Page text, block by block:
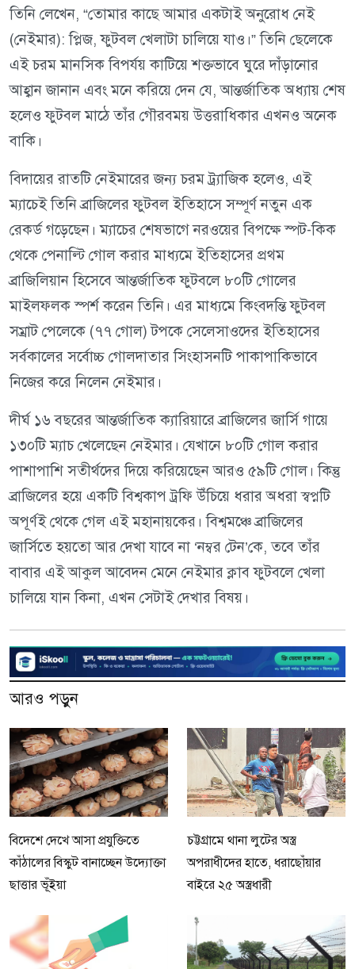
তিনি লেখেন, “তোমার কাছে আমার একটাই অনুরোধ নেই
(নেইমার): প্লিজ, ফুটবল খেলাটা চালিয়ে যাও।” তিনি ছেলেকে
এই চরম মানসিক বিপর্যয় কাটিয়ে শক্তভাবে ঘুরে দাঁড়ানোর
আহ্বান জানান এবং মনে করিয়ে দেন যে, আন্তর্জাতিক অধ্যায় শেষ
হলেও ফুটবল মাঠে তাঁর গৌরবময় উত্তরাধিকার এখনও অনেক
বাকি।
বিদায়ের রাতটি নেইমারের জন্য চরম ট্র্যাজিক হলেও, এই
ম্যাচেই তিনি ব্রাজিলের ফুটবল ইতিহাসে সম্পূর্ণ নতুন এক
রেকর্ড গড়েছেন। ম্যাচের শেষভাগে নরওয়ের বিপক্ষে স্পট-কিক
থেকে পেনাল্টি গোল করার মাধ্যমে ইতিহাসের প্রথম
ব্রাজিলিয়ান হিসেবে আন্তর্জাতিক ফুটবলে ৮০টি গোলের
মাইলফলক স্পর্শ করেন তিনি। এর মাধ্যমে কিংবদন্তি ফুটবল
সম্রাট পেলেকে (৭৭ গোল) টপকে সেলেসাওদের ইতিহাসের
সর্বকালের সর্বোচ্চ গোলদাতার সিংহাসনটি পাকাপাকিভাবে
নিজের করে নিলেন নেইমার।
দীর্ঘ ১৬ বছরের আন্তর্জাতিক ক্যারিয়ারে ব্রাজিলের জার্সি গায়ে
১৩০টি ম্যাচ খেলেছেন নেইমার। যেখানে ৮০টি গোল করার
পাশাপাশি সতীর্থদের দিয়ে করিয়েছেন আরও ৫৯টি গোল। কিন্তু
ব্রাজিলের হয়ে একটি বিশ্বকাপ ট্রফি উঁচিয়ে ধরার অধরা স্বপ্নটি
অপূর্ণই থেকে গেল এই মহানায়কের। বিশ্বমঞ্চে ব্রাজিলের
জার্সিতে হয়তো আর দেখা যাবে না ‘নম্বর টেন’কে, তবে তাঁর
বাবার এই আকুল আবেদন মেনে নেইমার ক্লাব ফুটবলে খেলা
চালিয়ে যান কিনা, এখন সেটাই দেখার বিষয়।
আরও পড়ুন
বিদেশে দেখে আসা প্রযুক্তিতে
কাঁঠালের বিস্কুট বানাচ্ছেন উদ্যোক্তা
ছাত্তার ভূঁইয়া
চট্টগ্রামে থানা লুটের অস্ত্র
অপরাধীদের হাতে, ধরাছোঁয়ার
বাইরে ২৫ অস্ত্রধারী